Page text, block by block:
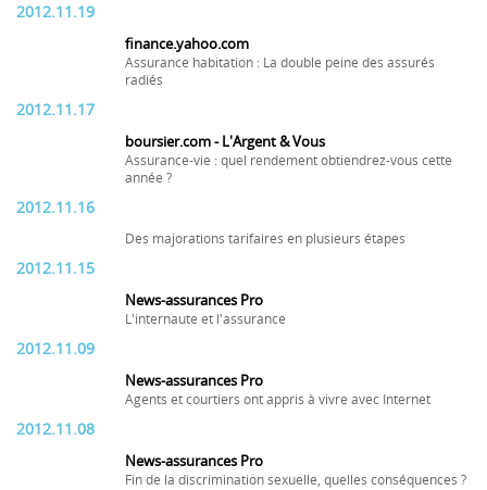
2012.11.19
finance.yahoo.com
Assurance habitation : La double peine des assurés
radiés
2012.11.17
boursier.com - L'Argent & Vous
Assurance-vie : quel rendement obtiendrez-vous cette
année ?
2012.11.16
Des majorations tarifaires en plusieurs étapes
2012.11.15
News-assurances Pro
L'internaute et l'assurance
2012.11.09
News-assurances Pro
Agents et courtiers ont appris à vivre avec Internet
2012.11.08
News-assurances Pro
Fin de la discrimination sexuelle, quelles conséquences ?